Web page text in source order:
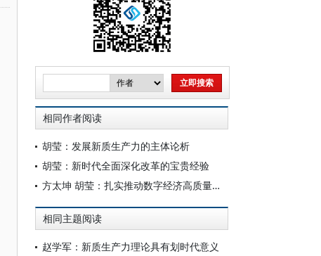
相同作者阅读
胡莹：发展新质生产力的主体论析
胡莹：新时代全面深化改革的宝贵经验
方太坤 胡莹：扎实推动数字经济高质量发展
相同主题阅读
赵学军：新质生产力理论具有划时代意义